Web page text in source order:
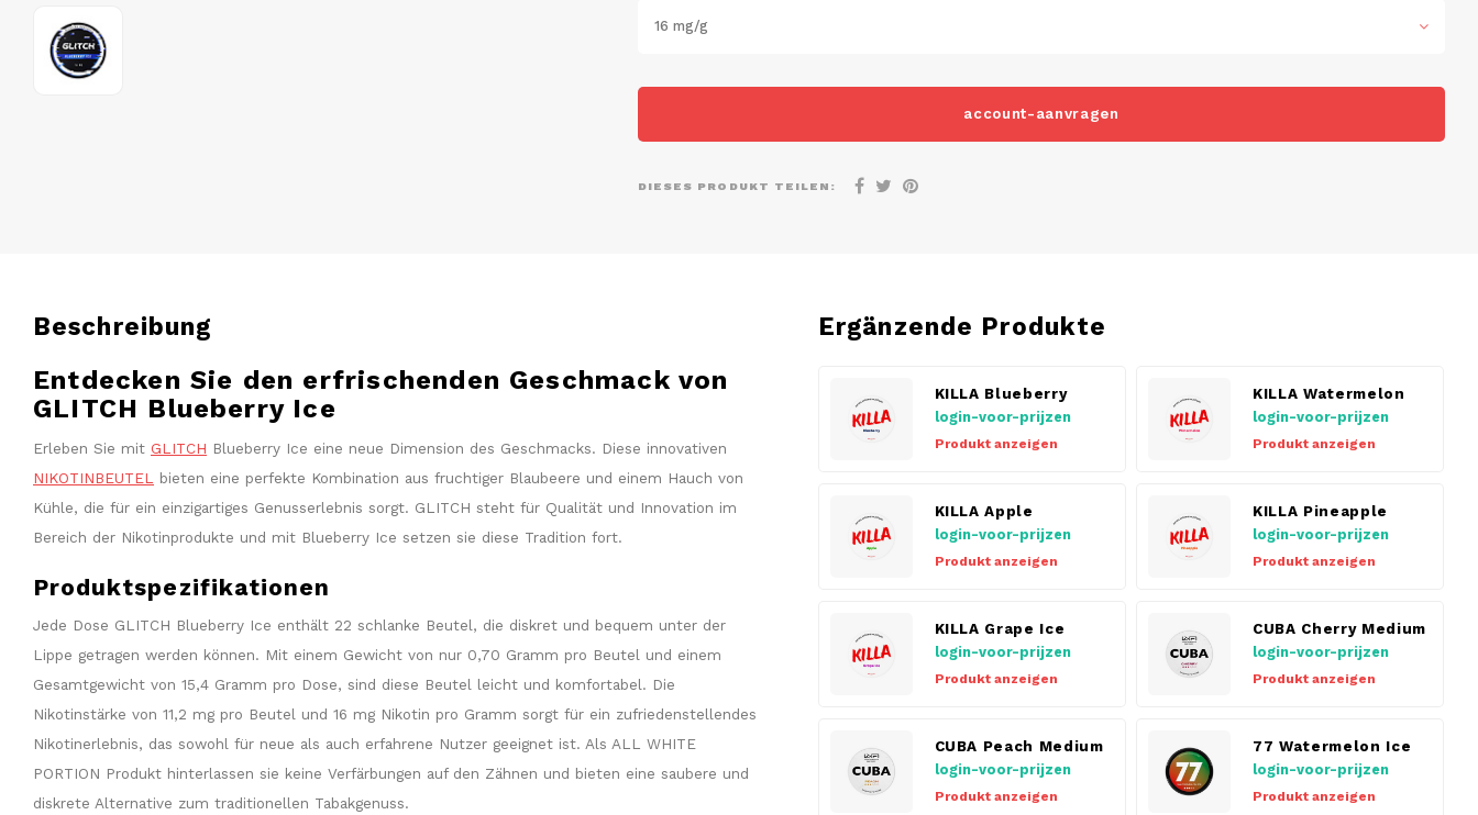
16 mg/g
account-aanvragen
DIESES PRODUKT TEILEN:
Beschreibung
Entdecken Sie den erfrischenden Geschmack von
GLITCH Blueberry Ice
Erleben Sie mit GLITCH Blueberry Ice eine neue Dimension des Geschmacks. Diese innovativen
NIKOTINBEUTEL
bieten eine perfekte Kombination aus fruchtiger Blaubeere und einem Hauch von
Kühle, die für ein einzigartiges Genusserlebnis sorgt. GLITCH steht für Qualität und Innovation im
Bereich der Nikotinprodukte und mit Blueberry Ice setzen sie diese Tradition fort.
Produktspezifikationen
Jede Dose GLITCH Blueberry Ice enthält 22 schlanke Beutel, die diskret und bequem unter der
Lippe getragen werden können. Mit einem Gewicht von nur 0,70 Gramm pro Beutel und einem
Gesamtgewicht von 15,4 Gramm pro Dose, sind diese Beutel leicht und komfortabel. Die
Nikotinstärke von 11,2 mg pro Beutel und 16 mg Nikotin pro Gramm sorgt für ein zufriedenstellendes
Nikotinerlebnis, das sowohl für neue als auch erfahrene Nutzer geeignet ist. Als ALL WHITE
PORTION Produkt hinterlassen sie keine Verfärbungen auf den Zähnen und bieten eine saubere und
diskrete Alternative zum traditionellen Tabakgenuss.
Ergänzende Produkte
KILLA Blueberry
login-voor-prijzen
Produkt anzeigen
KILLA Watermelon
login-voor-prijzen
Produkt anzeigen
KILLA Apple
login-voor-prijzen
Produkt anzeigen
KILLA Pineapple
login-voor-prijzen
Produkt anzeigen
KILLA Grape Ice
login-voor-prijzen
Produkt anzeigen
CUBA Cherry Medium
login-voor-prijzen
Produkt anzeigen
CUBA Peach Medium
login-voor-prijzen
Produkt anzeigen
77 Watermelon Ice
login-voor-prijzen
Produkt anzeigen